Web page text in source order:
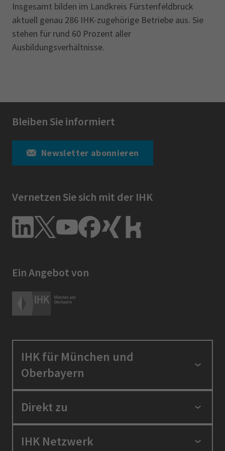
Insgesamt bilden im Landkreis Fürstenfeldbruck
aktuell genau 286 IHK-zugehörige Betriebe aus. Sie
stehen ‎für rund 60 Prozent aller
Ausbildungsverhältnisse.
Bleiben Sie informiert
Newsletter abonnieren
Vernetzen Sie sich mit der IHK
Ein Angebot von
IHK für München und
Oberbayern
Standortpolitik
Berufszugang
Direkt zu
Positionen
IHK Netzwerk